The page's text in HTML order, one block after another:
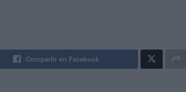
Compartir en Facebook